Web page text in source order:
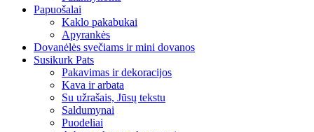
Papuošalai
Kaklo pakabukai
Apyrankės
Dovanėlės svečiams ir mini dovanos
Susikurk Pats
Pakavimas ir dekoracijos
Kava ir arbata
Su užrašais, Jūsų tekstu
Saldumynai
Puodeliai